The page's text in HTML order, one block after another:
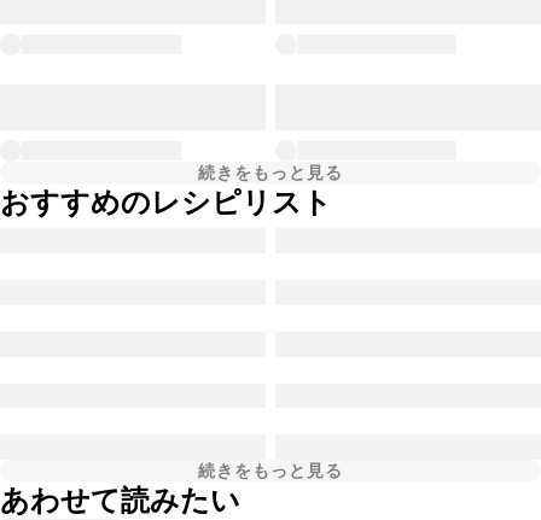
続きをもっと見る
おすすめのレシピリスト
続きをもっと見る
あわせて読みたい